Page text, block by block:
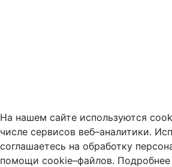
На нашем сайте используются
числе сервисов веб–аналитики.
соглашаетесь на обработку
помощи cookie–файлов. Подробнее